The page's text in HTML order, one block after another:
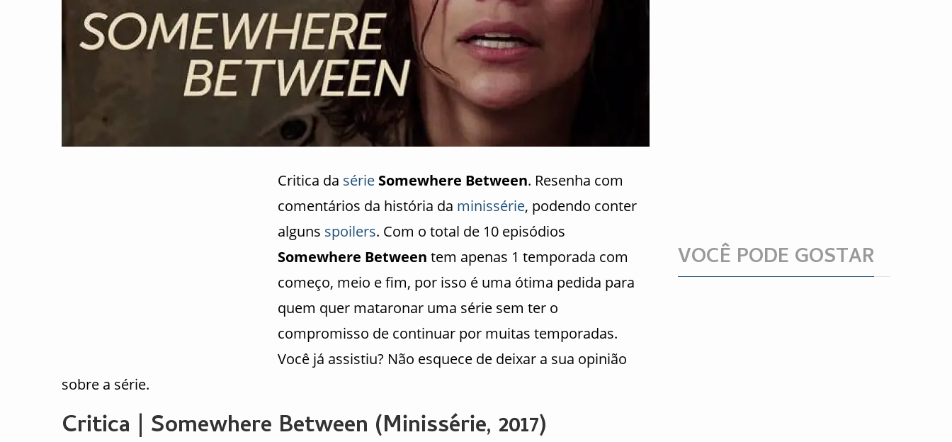
Critica da série Somewhere Between. Resenha com
comentários da história da minissérie, podendo conter
alguns spoilers. Com o total de 10 episódios
Somewhere Between tem apenas 1 temporada com
começo, meio e fim, por isso é uma ótima pedida para
quem quer mataronar uma série sem ter o
compromisso de continuar por muitas temporadas.
Você já assistiu? Não esquece de deixar a sua opinião
sobre a série.
Critica | Somewhere Between (Minissérie, 2017)
VOCÊ PODE GOSTAR